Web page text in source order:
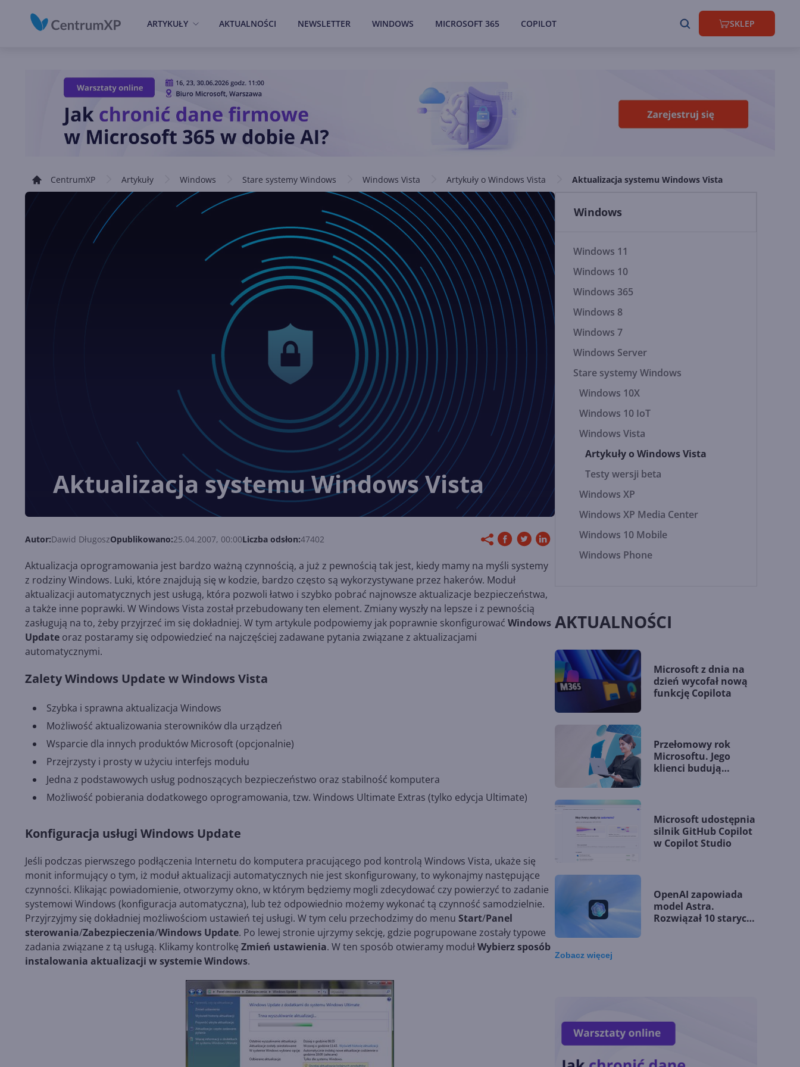
ARTYKUŁY AKTUALNOŚCI NEWSLETTER WINDOWS MICROSOFT 365 COPILOT SKLEP
CentrumXP Artykuły Windows Stare systemy Windows Windows Vista Artykuły o Windows Vista Aktualizacja systemu Windows Vista
Aktualizacja systemu Windows Vista
Autor:Dawid DługoszOpublikowano:25.04.2007, 00:00Liczba odsłon:47402
Aktualizacja oprogramowania jest bardzo ważną czynnością, a już z pewnością tak jest, kiedy mamy na myśli systemy
z rodziny Windows. Luki, które znajdują się w kodzie, bardzo często są wykorzystywane przez hakerów. Moduł
aktualizacji automatycznych jest usługą, która pozwoli łatwo i szybko pobrać najnowsze aktualizacje bezpieczeństwa,
a także inne poprawki. W Windows Vista został przebudowany ten element. Zmiany wyszły na lepsze i z pewnością
zasługują na to, żeby przyjrzeć im się dokładniej. W tym artykule podpowiemy jak poprawnie skonfigurować Windows
Update oraz postaramy się odpowiedzieć na najczęściej zadawane pytania związane z aktualizacjami
automatycznymi.
Zalety Windows Update w Windows Vista
Szybka i sprawna aktualizacja Windows
Możliwość aktualizowania sterowników dla urządzeń
Wsparcie dla innych produktów Microsoft (opcjonalnie)
Przejrzysty i prosty w użyciu interfejs modułu
Jedna z podstawowych usług podnoszących bezpieczeństwo oraz stabilność komputera
Możliwość pobierania dodatkowego oprogramowania, tzw. Windows Ultimate Extras (tylko edycja Ultimate)
Konfiguracja usługi Windows Update
Jeśli podczas pierwszego podłączenia Internetu do komputera pracującego pod kontrolą Windows Vista, ukaże się
monit informujący o tym, iż moduł aktualizacji automatycznych nie jest skonfigurowany, to wykonajmy następujące
czynności. Klikając powiadomienie, otworzymy okno, w którym będziemy mogli zdecydować czy powierzyć to zadanie
systemowi Windows (konfiguracja automatyczna), lub też odpowiednio możemy wykonać tą czynność samodzielnie.
Przyjrzyjmy się dokładniej możliwościom ustawień tej usługi. W tym celu przechodzimy do menu Start/Panel
sterowania/Zabezpieczenia/Windows Update. Po lewej stronie ujrzymy sekcję, gdzie pogrupowane zostały typowe
zadania związane z tą usługą. Klikamy kontrolkę Zmień ustawienia. W ten sposób otwieramy modułWybierz sposób
instalowania aktualizacji w systemie Windows.
Windows
Windows 11
Windows 10
Windows 365
Windows 8
Windows 7
Windows Server
Stare systemy Windows
Windows 10X
Windows 10 IoT
Windows Vista
Artykuły o Windows Vista
Testy wersji beta
Windows XP
Windows XP Media Center
Windows 10 Mobile
Windows Phone
AKTUALNOŚCI
Microsoft z dnia na
dzień wycofał nową
funkcję Copilota
Przełomowy rok
Microsoftu. Jego
klienci budują
Microsoft udostępnia
silnik GitHub Copilot
w Copilot Studio
OpenAI zapowiada
model Astra.
Rozwiązał 10 starych
Lista zmian w
Microsoft 365 Copilot.
Zobaczwięcej